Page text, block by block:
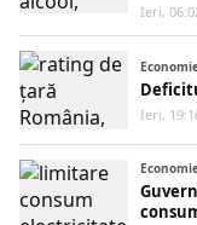
Ieri,
Ieri,